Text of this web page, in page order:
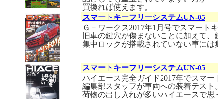
買換れば使えます。
スマートキーフリーシステムUN-05
Ｇ－ワークス2017年1月号でスマート
旧車の鍵穴が傷まないことに加えて
集中ロックが搭載されていない車に
スマートキーフリーシステムUN-05
ハイエース完全ガイド2017年でスマ
編集部スタッフが車両への装着テス
荷物の出し入れが多いハイエースで思